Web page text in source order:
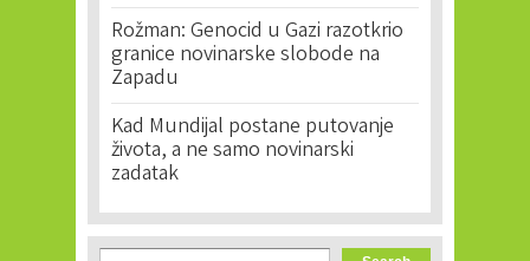
Rožman: Genocid u Gazi razotkrio
granice novinarske slobode na
Zapadu
Kad Mundijal postane putovanje
života, a ne samo novinarski
zadatak